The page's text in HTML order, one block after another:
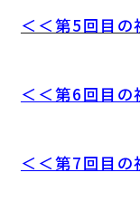
＜＜第5回目の
＜＜第6回目の
＜＜第7回目の